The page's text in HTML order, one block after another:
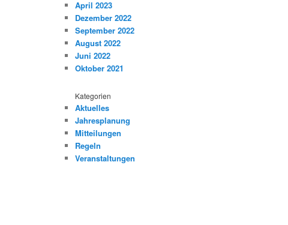
April 2023
Dezember 2022
September 2022
August 2022
Juni 2022
Oktober 2021
Kategorien
Aktuelles
Jahresplanung
Mitteilungen
Regeln
Veranstaltungen